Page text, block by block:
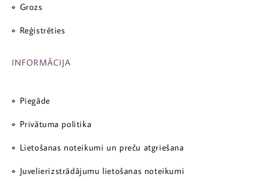
Grozs
Reģistrēties
INFORMĀCIJA
Piegāde
Privātuma politika
Lietošanas noteikumi un preču atgriešana
Juvelierizstrādājumu lietošanas noteikumi